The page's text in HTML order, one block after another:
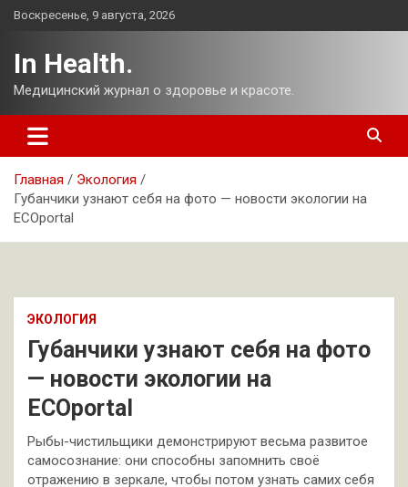
Перейти
Воскресенье, 9 августа, 2026
In Health.
Медицинский журнал о здоровье и красоте.
Главная
Экология
Губанчики узнают себя на фото — новости экологии на
ECOportal
ЭКОЛОГИЯ
Губанчики узнают себя на фото
— новости экологии на
ECOportal
Рыбы-чистильщики демонстрируют весьма развитое
самосознание: они способны запомнить своё
отражению в зеркале, чтобы потом узнать самих себя